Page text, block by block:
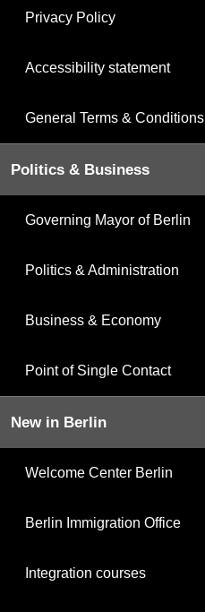
Privacy Policy
Accessibility statement
General Terms & Conditions
Politics & Business
Governing Mayor of Berlin
Politics & Administration
Business & Economy
Point of Single Contact
New in Berlin
Welcome Center Berlin
Berlin Immigration Office
Integration courses